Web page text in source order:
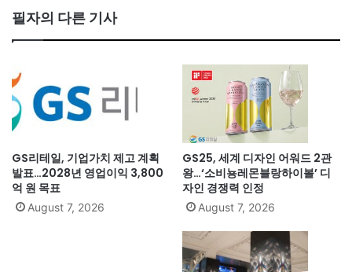
필자의 다른 기사
GS리테일, 기업가치 제고 계획
발표…2028년 영업이익 3,800
억 원 목표
August 7, 2026
GS25, 세계 디자인 어워드 2관
왕…‘소비뇽레몬블랑하이볼’ 디
자인 경쟁력 인정
August 7, 2026